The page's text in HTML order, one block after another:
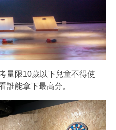
量限10歲以下兒童不得使
誰能拿下最高分。